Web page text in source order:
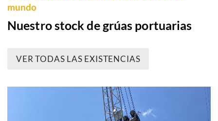
mundo
Nuestro stock de grúas portuarias
VER TODAS LAS EXISTENCIAS